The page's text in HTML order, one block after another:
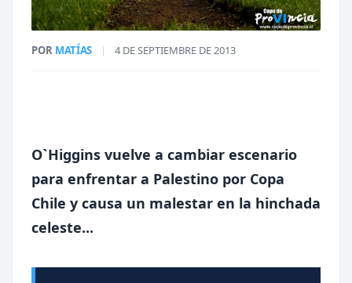
POR MATÍAS | 4 DE SEPTIEMBRE DE 2013
O`Higgins vuelve a cambiar escenario
para enfrentar a Palestino por Copa
Chile y causa un malestar en la hinchada
celeste...